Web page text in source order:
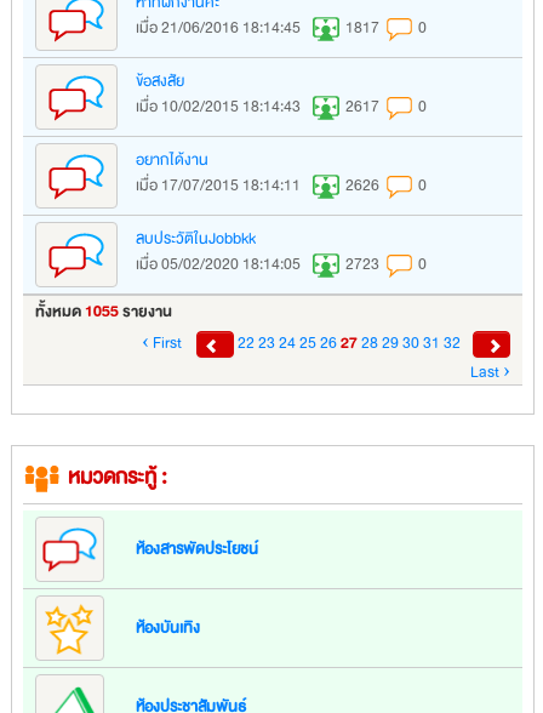
เมื่อ 21/06/2016 18:14:45
1817
0
ข้อสงสัย
เมื่อ 10/02/2015 18:14:43
2617
0
อยากได้งาน
เมื่อ 17/07/2015 18:14:11
2626
0
ลบประวัติในJobbkk
เมื่อ 05/02/2020 18:14:05
2723
0
ทั้งหมด1055รายงาน
‹ First
22232425262728293031 32
Last ›
หมวดกระทู้ :
ห้องสารพัดประโยชน์
ห้องบันเทิง
ห้องประชาสัมพันธ์